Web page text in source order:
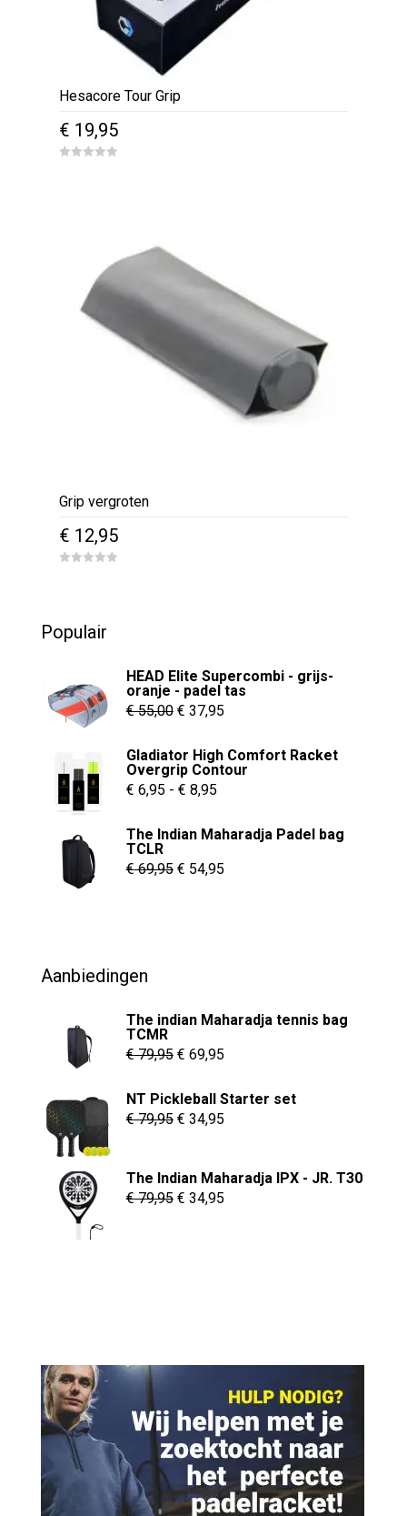
Hesacore Tour Grip
€ 19,95
Grip vergroten
€ 12,95
f
5
Populair
HEAD Elite Supercombi - grijs-
oranje - padel tas
€55,00 Oorspronkelijke
was:
€ 55,00.
€ 37,95Huidige
is:
Gladiator High Comfort Racket
Overgrip Contour
€ 6,95 - € 8,95Prijsklasse:
tot
€ 8,95
The Indian Maharadja Padel bag
TCLR
€69,95 Oorspronkelijke
€ 54,95Huidige
Aanbiedingen
The indian Maharadja tennis bag
TCMR
€79,95 Oorspronkelijke
was:
€ 79,95.
€ 69,95Huidige
is:
€ 69,95.
NT Pickleball Starter set
€79,95 Oorspronkelijke
€ 79,95.
€ 34,95Huidige
€ 34,95.
The Indian Maharadja IPX - JR. T30
€79,95 Oorspronkelijke
€ 34,95Huidige